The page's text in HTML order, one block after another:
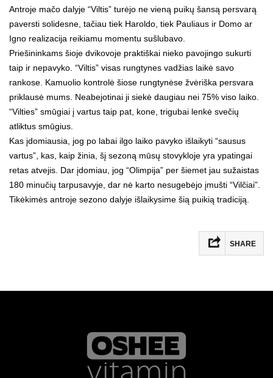
Antroje mačo dalyje “Viltis” turėjo ne vieną puikų šansą persvarą
paversti solidesne, tačiau tiek Haroldo, tiek Pauliaus ir Domo ar
Igno realizacija reikiamu momentu sušlubavo.
Priešininkams šioje dvikovoje praktiškai nieko pavojingo sukurti
taip ir nepavyko. “Viltis” visas rungtynes vadžias laikė savo
rankose. Kamuolio kontrolė šiose rungtynėse žvėriška persvara
priklausė mums. Neabejotinai ji siekė daugiau nei 75% viso laiko.
“Vilties” smūgiai į vartus taip pat, kone, trigubai lenkė svečių
atliktus smūgius.
Kas įdomiausia, jog po labai ilgo laiko pavyko išlaikyti “sausus
vartus”, kas, kaip žinia, šį sezoną mūsų stovykloje yra ypatingai
retas atvejis. Dar įdomiau, jog “Olimpija” per šiemet jau sužaistas
180 minučių tarpusavyje, dar nė karto nesugebėjo įmušti “Vilčiai”.
Tikėkimės antroje sezono dalyje išlaikysime šią puikią tradiciją.
SHARE